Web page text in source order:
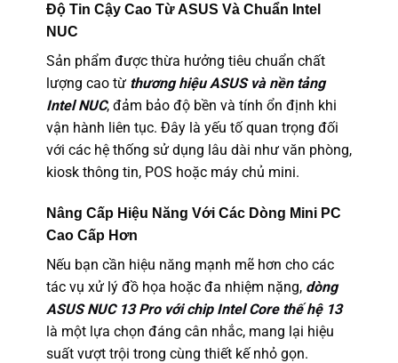
Độ Tin Cậy Cao Từ ASUS Và Chuẩn Intel
NUC
Sản phẩm được thừa hưởng tiêu chuẩn chất
lượng cao từ thương hiệu ASUS và nền tảng
Intel NUC, đảm bảo độ bền và tính ổn định khi
vận hành liên tục. Đây là yếu tố quan trọng đối
với các hệ thống sử dụng lâu dài như văn phòng,
kiosk thông tin, POS hoặc máy chủ mini.
Nâng Cấp Hiệu Năng Với Các Dòng Mini PC
Cao Cấp Hơn
Nếu bạn cần hiệu năng mạnh mẽ hơn cho các
tác vụ xử lý đồ họa hoặc đa nhiệm nặng, dòng
ASUS NUC 13 Pro với chip Intel Core thế hệ 13
là một lựa chọn đáng cân nhắc, mang lại hiệu
suất vượt trội trong cùng thiết kế nhỏ gọn.